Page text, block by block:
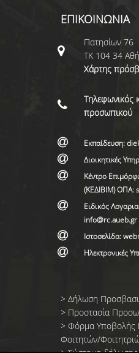
ΕΠΙΚΟΙΝΩΝΙΑ
Πατησίων 76
ΤΚ 104 34
Χάρτης
Τηλεφωνικός
προσωπικού
Εκπαίδευση:
Διοικητικές
Κέντρο
(ΚΕΔΙΒΙΜ) ΟΠΑ:
Ειδικός
info@rc.aueb.gr
Ιστοσελίδα:
Ηλεκτρονικές
> Δήλωση
> Προστασία
> Φόρμα Yποβολής
Φοιτητών/